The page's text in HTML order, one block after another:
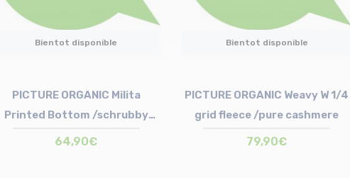
Bientot disponible
PICTURE ORGANIC Milita
Printed Bottom /schrubby
motif
64,90€
Bientot disponible
PICTURE ORGANIC Weavy W 1/4
grid fleece /pure cashmere
79,90€